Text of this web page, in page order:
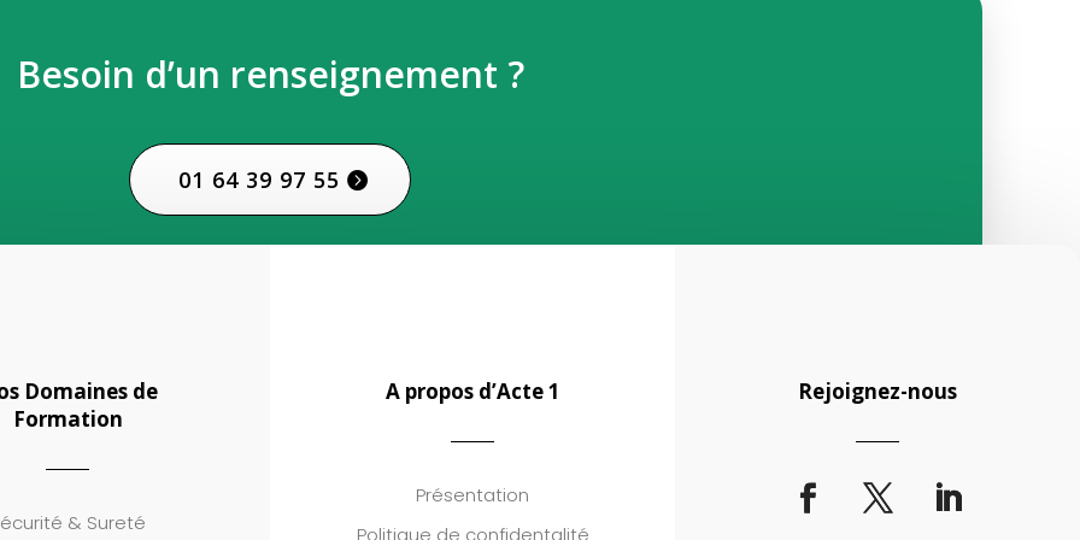
Besoin d’un renseignement ?
01 64 39 97 55
Domaines de
Formation
& Sureté
A propos d’Acte 1
Présentation
Rejoignez-nous